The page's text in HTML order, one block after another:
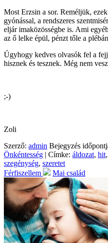
Most Erzsin a sor. Reméljük,
gyónással, a rendszeres
eljár imaközösségbe is. Ami
az ő lelke épül, pénzt tőle a
Úgyhogy kedves olvasók fel a
hisznek és tesznek. Még nem
;-)
Zoli
Szerző: admin Bejegyzés
Önkéntesség | Címke: áldozat, hit,
szegénység, szeretet
Férfiszellem
Mai család